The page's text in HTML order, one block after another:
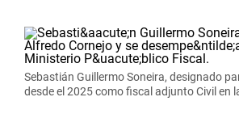
Sebastián Guillermo Soneira, designado
desde el 2025 como fiscal adjunto Civil en